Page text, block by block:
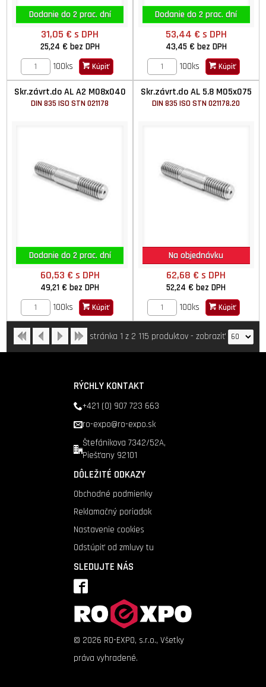
Dodanie do 2 prac. dní
31,05 €s DPH
25,24 € bez DPH
100ks
Kúpiť
Dodanie do 2 prac. dní
53,44 € s DPH
43,45 € bez DPH
100ks
Kúpiť
Skr.závrt.do AL A2 M08x040
DIN 835 ISO STN 021178
Dodanie do 2 prac. dní
60,53 € s DPH
49,21 €bez DPH
100ks
Kúpiť
Skr.závrt.do AL 5.8 M05x075
DIN 835 ISO STN 021178.20
Na objednávku
62,68 €s DPH
52,24 €bez DPH
100ks
Kúpiť
stránka 1 z 2 115 produktov- zobraziť
RÝCHLY KONTAKT
+421 (0) 907 723 663
ro-expo@ro-expo.sk
Štefánikova 7342/52A,
Piešťany 92101
DÔLEŽITÉ ODKAZY
Obchodné podmienky
Reklamačný poriadok
Nastavenie cookies
Odstúpiť od zmluvy tu
SLEDUJTE NÁS
© 2026 RO-EXPO, s.r.o., Všetky
práva vyhradené.